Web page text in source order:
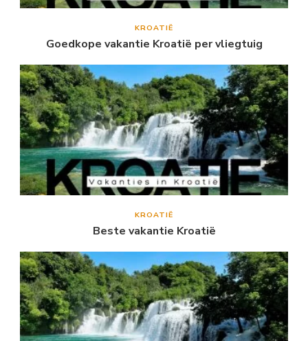
KROATIË
Goedkope vakantie Kroatië per vliegtuig
KROATIË
Beste vakantie Kroatië